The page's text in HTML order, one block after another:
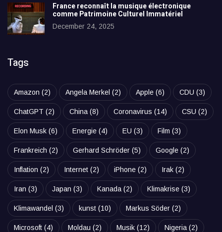
France reconnaît la musique électronique
comme Patrimoine Culturel Immatériel
December 24, 2025
Tags
Amazon (2) Angela Merkel (2) Apple (6) CDU (3)
ChatGPT (2) China (8) Coronavirus (14) CSU (2)
Elon Musk (6) Energie (4) EU (3) Film (3)
Frankreich (2) Gerhard Schröder (5) Google (2)
Inflation (2) Internet (2) iPhone (2) Irak (2)
Iran (3) Japan (3) Kanada (2) Klimakrise (3)
Klimawandel (3) kunst (10) Markus Söder (2)
Microsoft (4) Moldau (2) Musik (12) Nigeria (2)